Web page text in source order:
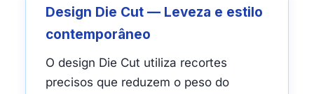
Design Die Cut — Leveza e estilo
contemporâneo
O design Die Cut utiliza recortes
precisos que reduzem o peso do